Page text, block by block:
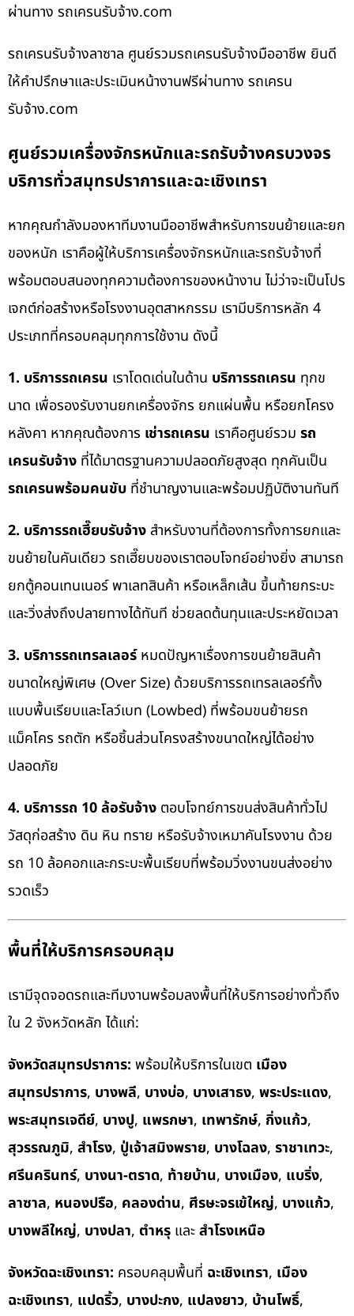
ผ่านทาง รถเครนรับจ้าง.com
รถเครนรับจ้างลาซาล ศูนย์รวมรถเครนรับจ้างมืออาชีพ ยินดี
ให้คำปรึกษาและประเมินหน้างานฟรีผ่านทาง รถเครน
รับจ้าง.com
ศูนย์รวมเครื่องจักรหนักและรถรับจ้างครบวงจร
บริการทั่วสมุทรปราการและฉะเชิงเทรา
หากคุณกำลังมองหาทีมงานมืออาชีพสำหรับการขนย้ายและยก
ของหนัก เราคือผู้ให้บริการเครื่องจักรหนักและรถรับจ้างที่
พร้อมตอบสนองทุกความต้องการของหน้างาน ไม่ว่าจะเป็นโปร
เจกต์ก่อสร้างหรือโรงงานอุตสาหกรรม เรามีบริการหลัก 4
ประเภทที่ครอบคลุมทุกการใช้งาน ดังนี้
1. บริการรถเครน เราโดดเด่นในด้าน บริการรถเครน ทุกข
นาด เพื่อรองรับงานยกเครื่องจักร ยกแผ่นพื้น หรือยกโครง
หลังคา หากคุณต้องการ เช่ารถเครน เราคือศูนย์รวม รถ
เครนรับจ้าง ที่ได้มาตรฐานความปลอดภัยสูงสุด ทุกคันเป็น
รถเครนพร้อมคนขับ ที่ชำนาญงานและพร้อมปฏิบัติงานทันที
2. บริการรถเฮี๊ยบรับจ้าง สำหรับงานที่ต้องการทั้งการยกและ
ขนย้ายในคันเดียว รถเฮี๊ยบของเราตอบโจทย์อย่างยิ่ง สามารถ
ยกตู้คอนเทนเนอร์ พาเลทสินค้า หรือเหล็กเส้น ขึ้นท้ายกระบะ
และวิ่งส่งถึงปลายทางได้ทันที ช่วยลดต้นทุนและประหยัดเวลา
3. บริการรถเทรลเลอร์หมดปัญหาเรื่องการขนย้ายสินค้า
ขนาดใหญ่พิเศษ (Over Size) ด้วยบริการรถเทรลเลอร์ทั้ง
แบบพื้นเรียบและโลว์เบท (Lowbed) ที่พร้อมขนย้ายรถ
แม็คโคร รถตัก หรือชิ้นส่วนโครงสร้างขนาดใหญ่ได้อย่าง
ปลอดภัย
4. บริการรถ 10 ล้อรับจ้าง ตอบโจทย์การขนส่งสินค้าทั่วไป
วัสดุก่อสร้าง ดิน หิน ทราย หรือรับจ้างเหมาคันโรงงาน ด้วย
รถ 10 ล้อคอกและกระบะพื้นเรียบที่พร้อมวิ่งงานขนส่งอย่าง
รวดเร็ว
พื้นที่ให้บริการครอบคลุม
เรามีจุดจอดรถและทีมงานพร้อมลงพื้นที่ให้บริการอย่างทั่วถึง
ใน 2 จังหวัดหลัก ได้แก่:
จังหวัดสมุทรปราการ: พร้อมให้บริการในเขต เมือง
สมุทรปราการ, บางพลี, บางบ่อ, บางเสาธง, พระประแดง,
พระสมุทรเจดีย์, บางปู, แพรกษา, เทพารักษ์, กิ่งแก้ว,
สุวรรณภูมิ, สำโรง, ปู่เจ้าสมิงพราย, บางโฉลง, ราชาเทวะ,
ศรีนครินทร์, บางนา-ตราด, ท้ายบ้าน, บางเมือง, แบริ่ง,
ลาซาล, หนองปรือ, คลองด่าน, ศีรษะจรเข้ใหญ่, บางแก้ว,
บางพลีใหญ่, บางปลา, ตำหรุ และสำโรงเหนือ
จังหวัดฉะเชิงเทรา: ครอบคลุมพื้นที่ ฉะเชิงเทรา, เมือง
ฉะเชิงเทรา, แปดริ้ว, บางปะกง, แปลงยาว, บ้านโพธิ์,